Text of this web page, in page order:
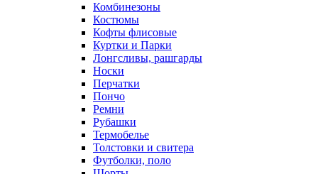
Комбинезоны
Костюмы
Кофты флисовые
Куртки и Парки
Лонгсливы, рашгарды
Носки
Перчатки
Пончо
Ремни
Рубашки
Термобелье
Толстовки и свитера
Футболки, поло